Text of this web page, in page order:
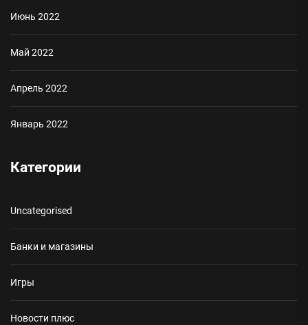
Июнь 2022
Май 2022
Апрель 2022
Январь 2022
Категории
Uncategorised
Банки и магазины
Игры
Новости плюс